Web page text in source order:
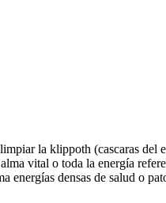
la klippoth (cascaras del
vital o toda la energía
energías densas de salud o